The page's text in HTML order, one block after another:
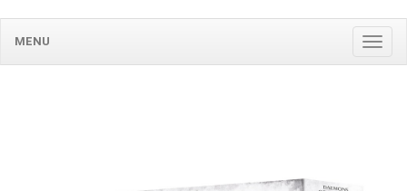
MENU